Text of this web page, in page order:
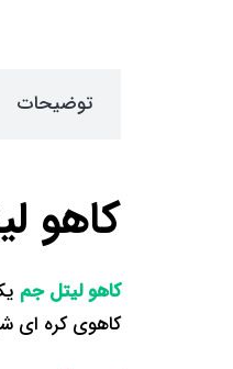
توضیحات
کاهو
کاهو لیتل جم
کاهوی کره ای